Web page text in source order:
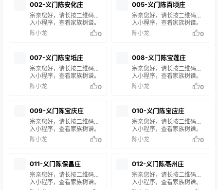
尚未修谱或未录入系统。如
有疑问，请联系站长 陈小龙
处理。
尚未修谱或未录入系统。如
有疑问，请联系站长 陈小龙
处理。
002-义门陈安化庄
宗亲您好，请长按二维码进
入小程序，查看家族树谱。
在搜索框输入您的姓名或谱
名，即可查询您的家族信
尚未修谱或未录入系统。如
有疑问，请联系站长 陈小
龙 处理。
陈小龙 0
005-义门陈百顷庄
宗亲您好，请长按二维码进
入小程序，查看家族树谱。
在搜索框输入您的姓名或谱
名，即可查询您的家族信
尚未修谱或未录入系统。如
有疑问，请联系站长 陈小龙
处理。
陈小龙 0
007-义门陈宝坻庄
宗亲您好，请长按二维码进
入小程序，查看家族树谱。
在搜索框输入您的姓名或谱
名，即可查询您的家族信
尚未修谱或未录入系统。如
有疑问，请联系站长 陈小龙
处理。
陈小龙 0
008-义门陈宝莲庄
宗亲您好，请长按二维码进
入小程序，查看家族树谱。
在搜索框输入您的姓名或谱
名，即可查询您的家族信
尚未修谱或未录入系统。如
有疑问，请联系站长 陈小龙
处理。
陈小龙 0
009-义门陈宝庆庄
宗亲您好，请长按二维码进
入小程序，查看家族树谱。
在搜索框输入您的姓名或谱
名，即可查询您的家族信
尚未修谱或未录入系统。如
有疑问，请联系站长 陈小龙
处理。
陈小龙 0
010-义门陈宝应庄
宗亲您好，请长按二维码进
入小程序，查看家族树谱。
在搜索框输入您的姓名或谱
名，即可查询您的家族信
尚未修谱或未录入系统。如
有疑问，请联系站长 陈小龙
处理。
陈小龙 0
011-义门陈保昌庄
宗亲您好，请长按二维码进
入小程序，查看家族树谱。
012-义门陈亳州庄
宗亲您好，请长按二维码进
入小程序，查看家族树谱。